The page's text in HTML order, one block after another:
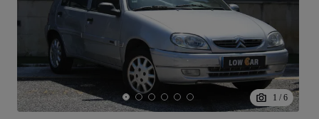
1 / 6